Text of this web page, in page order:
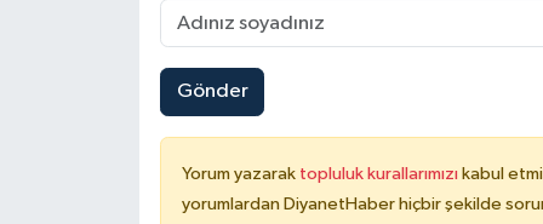
Gönder
Yorum yazarak topluluk kurallarımızı kabul
yorumlardan DiyanetHaber hiçbir şekilde
İstanbul Müftülüğü
İzmir Müftülüğü
Kahramanmaraş Müftülüğü
Karabük Müftülüğü